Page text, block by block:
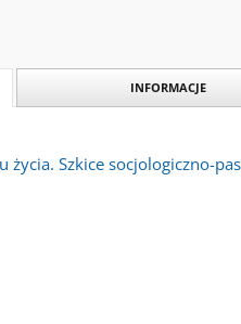
INFORMACJE
życia. Szkice socjologiczno-